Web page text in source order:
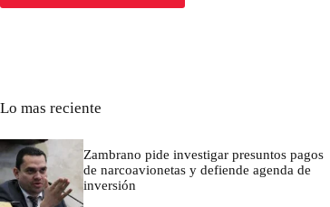
Lo mas reciente
Zambrano pide investigar presuntos pagos
de narcoavionetas y defiende agenda de
inversión